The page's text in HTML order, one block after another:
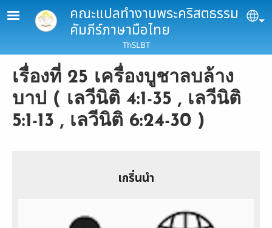
Skip to main contentคณะแปลทำงานพระคริสตธรรม
คัมภีร์ภาษามือไทย
ThSLBT
เรื่องที่ 25 เครื่องบูชาลบล้าง
บาป ( เลวีนิติ 4:1-35 , เลวีนิติ
5:1-13 , เลวีนิติ 6:24-30 )
เกริ่นนำ